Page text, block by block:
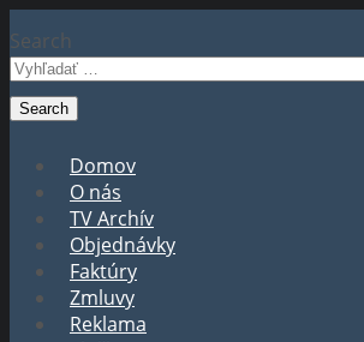
Search
Domov
O nás
TV Archív
Objednávky
Faktúry
Zmluvy
Reklama